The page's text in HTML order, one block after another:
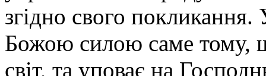
згідно свого покликання.
Божою силою саме тому,
світ, та уповає на